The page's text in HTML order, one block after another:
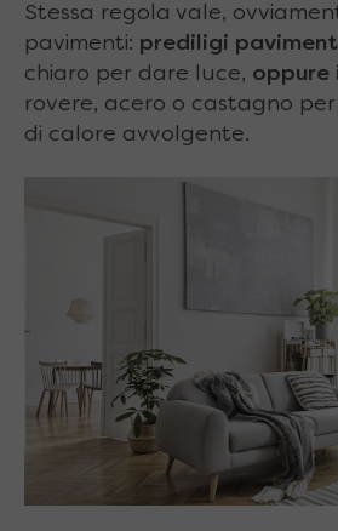
Stessa regola vale,
pavimenti: prediligi
chiaro per dare luce, oppure
rovere, acero o castagno
di calore avvolgente.